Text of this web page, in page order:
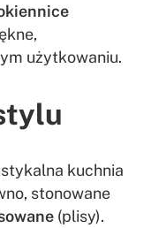
użytkowaniu.
kuchnia
stonowane
(plisy).